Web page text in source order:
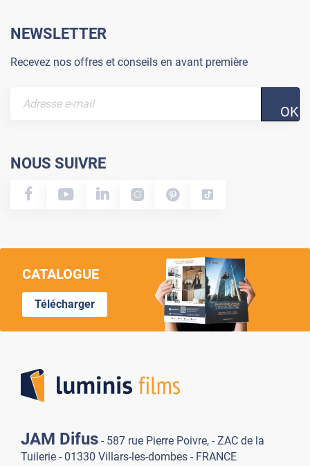
NEWSLETTER
Recevez nos offres et conseils en avant première
OK
NOUS SUIVRE
CATALOGUE
Télécharger
JAM Difus - 587 rue Pierre Poivre, - ZAC de la
Tuilerie - 01330 Villars-les-dombes - FRANCE